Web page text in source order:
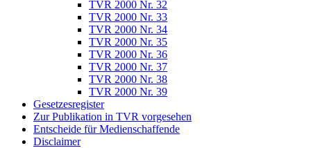
TVR 2000 Nr. 32
TVR 2000 Nr. 33
TVR 2000 Nr. 34
TVR 2000 Nr. 35
TVR 2000 Nr. 36
TVR 2000 Nr. 37
TVR 2000 Nr. 38
TVR 2000 Nr. 39
Gesetzesregister
Zur Publikation in TVR vorgesehen
Entscheide für Medienschaffende
Disclaimer